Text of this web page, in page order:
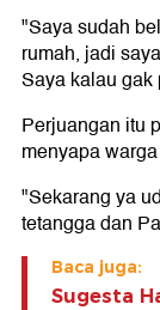
"Saya sudah
rumah, jadi
Saya kalau
Perjuangan itu
menyapa
"Sekarang ya
tetangga dan
Baca juga:
Sugesta